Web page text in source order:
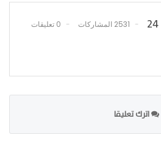
2531 المشاركات 0 تعليقات
اترك تعليقا